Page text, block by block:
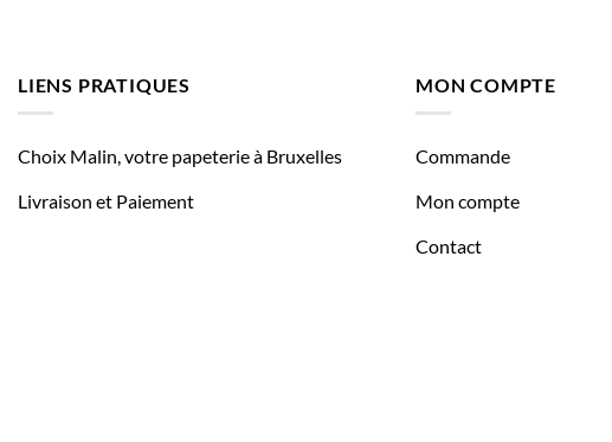
LIENS PRATIQUES
Choix Malin, votre papeterie à Bruxelles
Livraison et Paiement
MON COMPTE
Commande
Mon compte
Contact